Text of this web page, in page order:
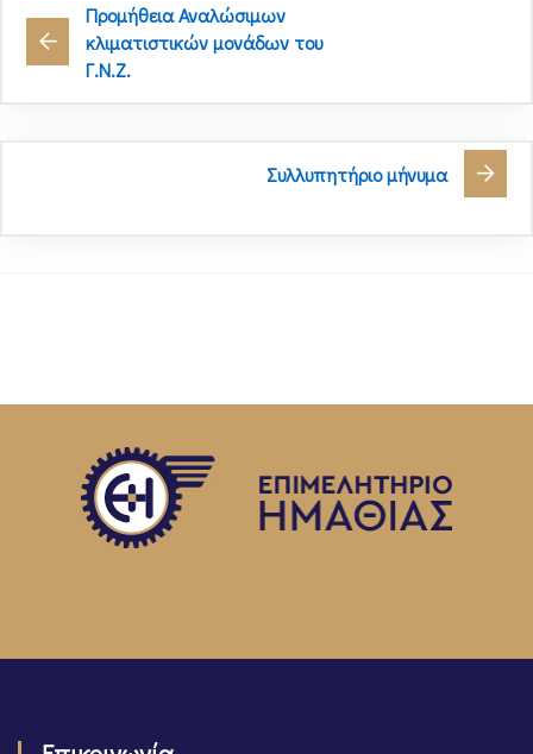
Προμήθεια Αναλώσιμων
κλιματιστικών μονάδων του
Γ.Ν.Ζ.
Συλλυπητήριο μήνυμα